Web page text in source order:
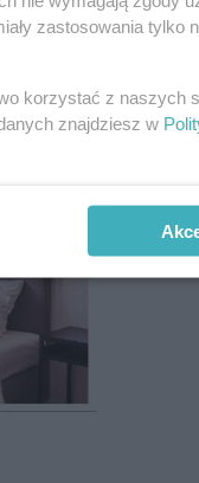
zastosowania tylko
korzystać z naszych
znajdziesz w